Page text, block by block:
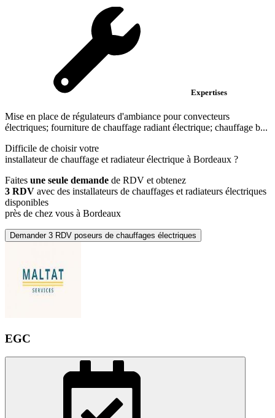
Expertises
Mise en place de régulateurs d'ambiance pour convecteurs
électriques; fourniture de chauffage radiant électrique; chauffage b...
Difficile de choisir votre
installateur de chauffage et radiateur électrique à Bordeaux ?
Faites une seule demande de RDV et obtenez
3 RDV avec des installateurs de chauffages et radiateurs électriques
disponibles
près de chez vous à Bordeaux
Demander 3 RDV poseurs de chauffages électriques
EGC